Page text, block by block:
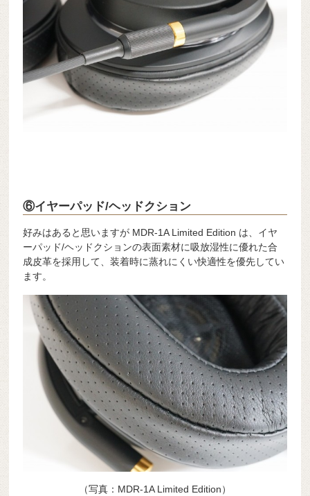
⑥イヤーパッド/ヘッドクション
好みはあると思いますが MDR-1A Limited Edition は、イヤ
ーパッド/ヘッドクションの表面素材に吸放湿性に優れた合
成皮革を採用して、装着時に蒸れにくい快適性を優先してい
ます。
（写真：MDR-1A Limited Edition）